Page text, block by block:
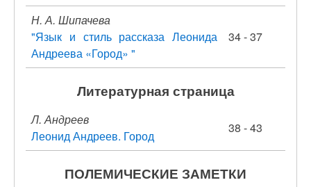
Н. А. Шипачева
"Язык и стиль рассказа Леонида
Андреева «Город» "
34 - 37
Литературная страница
Л. Андреев
Леонид Андреев. Город
38 - 43
ПОЛЕМИЧЕСКИЕ ЗАМЕТКИ